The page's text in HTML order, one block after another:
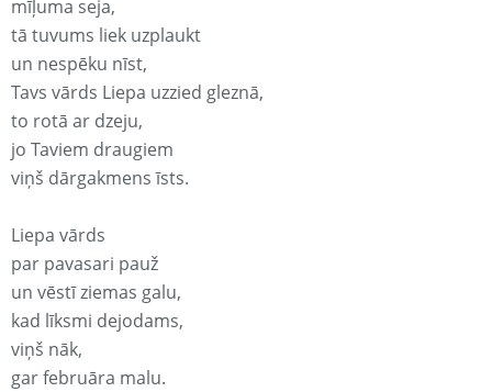
mīļuma seja,
tā tuvums liek uzplaukt
un nespēku nīst,
Tavs vārds Liepa uzzied gleznā,
to rotā ar dzeju,
jo Taviem draugiem
viņš dārgakmens īsts.
Liepa vārds
par pavasari pauž
un vēstī ziemas galu,
kad līksmi dejodams,
viņš nāk,
gar februāra malu.